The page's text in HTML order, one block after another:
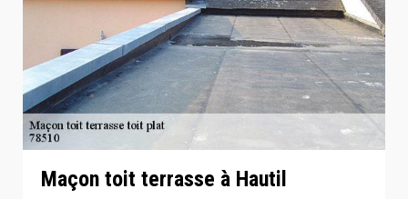
Maçon toit terrasse à Hautil